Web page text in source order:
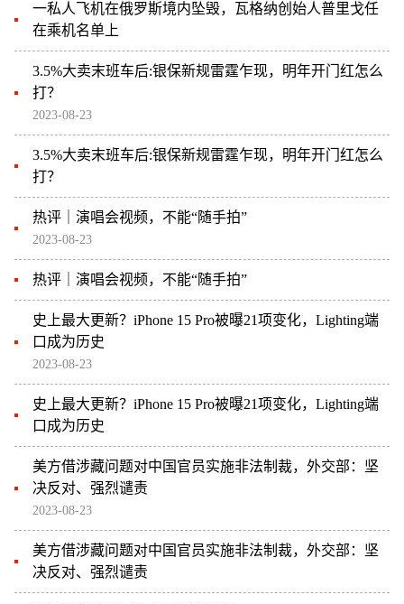
一私人飞机在俄罗斯境内坠毁，瓦格纳创始人普里戈任
在乘机名单上
3.5%大卖末班车后:银保新规雷霆乍现，明年开门红怎么
打？
2023-08-23
3.5%大卖末班车后:银保新规雷霆乍现，明年开门红怎么
打？
热评｜演唱会视频，不能“随手拍”
2023-08-23
热评｜演唱会视频，不能“随手拍”
史上最大更新？iPhone 15 Pro被曝21项变化，Lighting端
口成为历史
2023-08-23
史上最大更新？iPhone 15 Pro被曝21项变化，Lighting端
口成为历史
美方借涉藏问题对中国官员实施非法制裁，外交部：坚
决反对、强烈谴责
2023-08-23
美方借涉藏问题对中国官员实施非法制裁，外交部：坚
决反对、强烈谴责